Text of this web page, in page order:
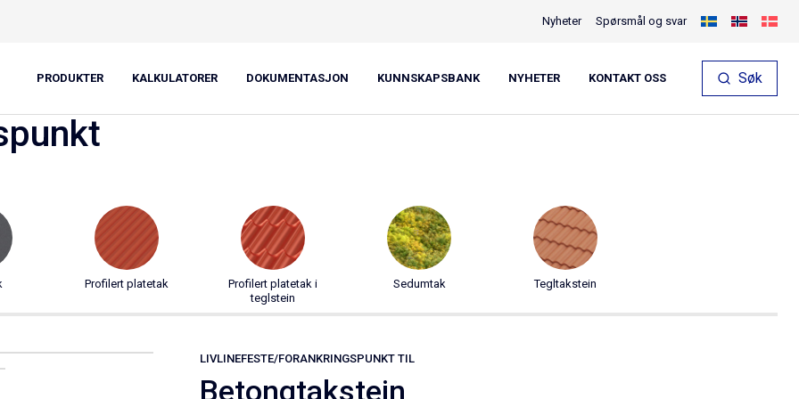
Søk
PRODUKTER KALKULATORER DOKUMENTASJON KUNNSKAPSBANK NYHETER KONTAKT OSS
Nyheter Spørsmål og svar
Start
Profilert platetak
Profilert platetak i
teglstein
Sedumtak Tegltakstein
LIVLINEFESTE/FORANKRINGSPUNKT TIL
Betongtakstein